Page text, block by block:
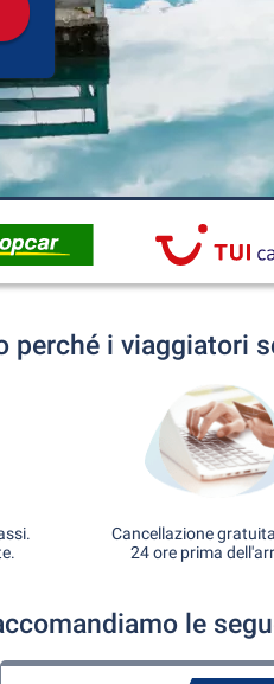
perché i viaggiatori
Cancellazione
24 ore prima
le